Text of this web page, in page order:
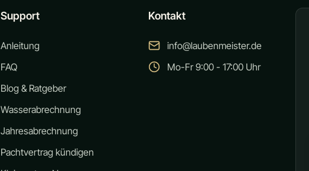
Support
Anleitung
FAQ
Blog & Ratgeber
Wasserabrechnung
Jahresabrechnung
Pachtvertrag kündigen
Kontakt
info@laubenmeister.de
Mo-Fr 9:00 - 17:00 Uhr